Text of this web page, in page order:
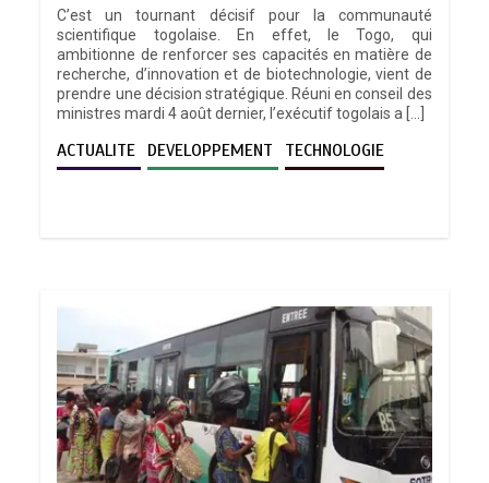
C’est un tournant décisif pour la communauté
scientifique togolaise. En effet, le Togo, qui
ambitionne de renforcer ses capacités en matière de
recherche, d’innovation et de biotechnologie, vient de
prendre une décision stratégique. Réuni en conseil des
ministres mardi 4 août dernier, l’exécutif togolais a […]
ACTUALITE DEVELOPPEMENT TECHNOLOGIE